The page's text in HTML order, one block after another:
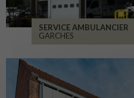
SERVICE AMBULANCIER
GARCHES